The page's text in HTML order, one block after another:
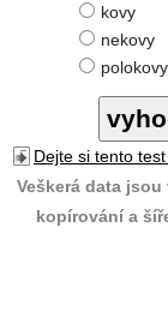
kovy
nekovy
polokovy
Dejte si tento
Veškerá data
kopírování a